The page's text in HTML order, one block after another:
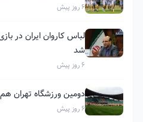
6 روز پیش
لباس کاروان ایران در
شد
6 روز پیش
دومین ورزشگاه تهران
6 روز پیش